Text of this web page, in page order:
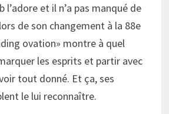
l’adore et il n’a pas manqué de
de son changement à la 88e
ovation» montre à quel
les esprits et partir avec
tout donné. Et ça, ses
le lui reconnaître.